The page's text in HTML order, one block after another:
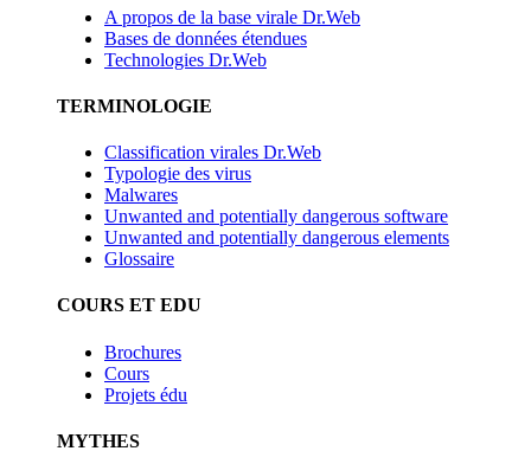
A propos de la base virale Dr.Web
Bases de données étendues
Technologies Dr.Web
TERMINOLOGIE
Classification virales Dr.Web
Typologie des virus
Malwares
Unwanted and potentially dangerous software
Unwanted and potentially dangerous elements
Glossaire
COURS ET EDU
Brochures
Cours
Projets édu
MYTHES